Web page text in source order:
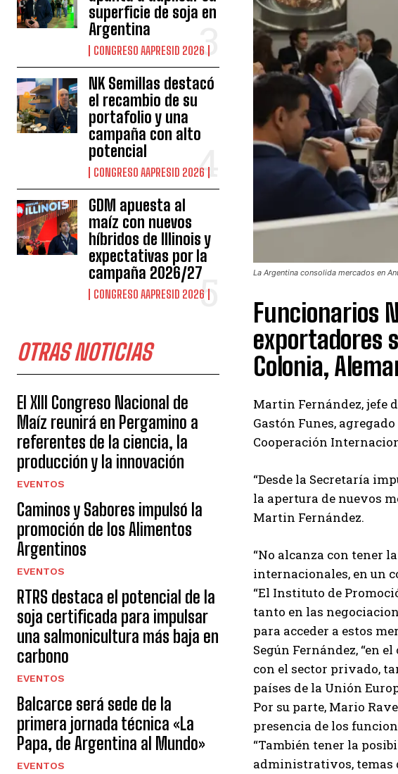
Suscribite
superficie de soja en
Argentina
CONGRESO AAPRESID 2026
NK Semillas destacó
el recambio de su
portafolio y una
campaña con alto
potencial
CONGRESO AAPRESID 2026
GDM apuesta al
maíz con nuevos
híbridos de Illinois y
expectativas por la
campaña 2026/27
CONGRESO AAPRESID 2026
OTRAS NOTICIAS
El XIII Congreso Nacional de
Maíz reunirá en Pergamino a
referentes de la ciencia, la
producción y la innovación
EVENTOS
Caminos y Sabores impulsó la
promoción de los Alimentos
Argentinos
EVENTOS
RTRS destaca el potencial de la
soja certificada para impulsar
una salmonicultura más baja en
carbono
EVENTOS
Balcarce será sede de la
primera jornada técnica «La
Papa, de Argentina al Mundo»
EVENTOS
La Argentina consolida mercados en
Funcionarios
exportadores
Colonia,
Martin Fernández, jefe
Gastón Funes,
Cooperación
“Desde la Secretaría
la apertura de nuevos
Martin Fernández.
“No alcanza con tener
internacionales, en un
“El Instituto de
tanto en las
para acceder a estos
Según Fernández, “en
con el sector privado,
países de la Unión
Por su parte, Mario
presencia de los
“También tener la
administrativos, temas